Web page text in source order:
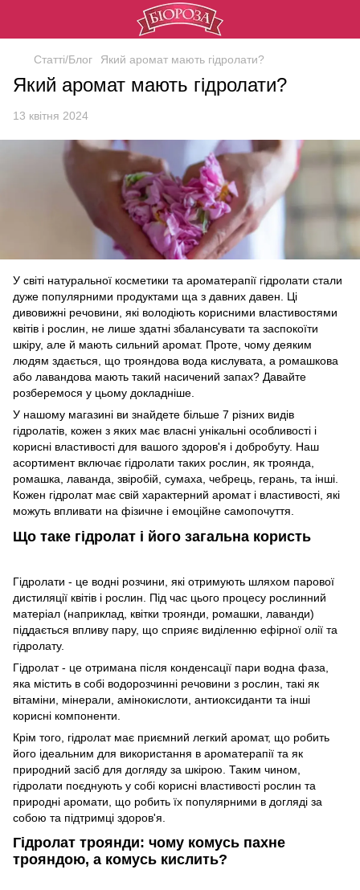
Статті/Блог Який аромат мають гідролати?
Який аромат мають гідролати?
13 квітня 2024
У світі натуральної косметики та ароматерапії гідролати стали
дуже популярними продуктами ща з давних давен. Ці
дивовижні речовини, які володіють корисними властивостями
квітів і рослин, не лише здатні збалансувати та заспокоїти
шкіру, але й мають сильний аромат. Проте, чому деяким
людям здається, що трояндова вода кислувата, а ромашкова
або лавандова мають такий насичений запах? Давайте
розберемося у цьому докладніше.
У нашому магазині ви знайдете більше 7 різних видів
гідролатів, кожен з яких має власні унікальні особливості і
корисні властивості для вашого здоров'я і добробуту. Наш
асортимент включає гідролати таких рослин, як троянда,
ромашка, лаванда, звіробій, сумаха, чебрець, герань, та інші.
Кожен гідролат має свій характерний аромат і властивості, які
можуть впливати на фізичне і емоційне самопочуття.
Що таке гідролат і його загальна користь
Гідролати - це водні розчини, які отримують шляхом парової
дистиляції квітів і рослин. Під час цього процесу рослинний
матеріал (наприклад, квітки троянди, ромашки, лаванди)
піддається впливу пару, що сприяє виділенню ефірної олії та
гідролату.
Гідролат - це отримана після конденсації пари водна фаза,
яка містить в собі водорозчинні речовини з рослин, такі як
вітаміни, мінерали, амінокислоти, антиоксиданти та інші
корисні компоненти.
Крім того, гідролат має приємний легкий аромат, що робить
його ідеальним для використання в ароматерапії та як
природний засіб для догляду за шкірою. Таким чином,
гідролати поєднують у собі корисні властивості рослин та
природні аромати, що робить їх популярними в догляді за
собою та підтримці здоров'я.
Гідролат троянди: чому комусь пахне
трояндою, а комусь кислить?